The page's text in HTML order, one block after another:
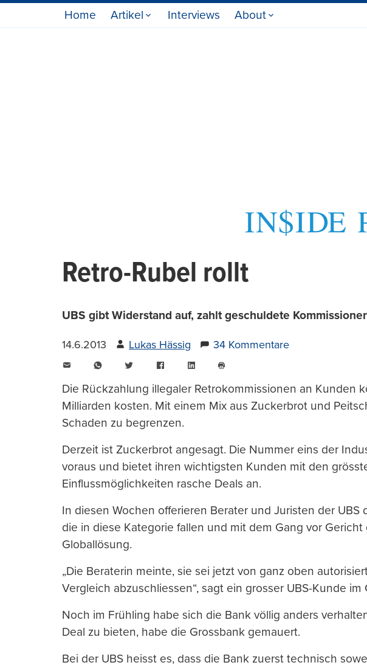
Home Artikel Interviews About
Retro-Rubel rollt
UBS gibt Widerstand auf, zahlt geschuldete
14.6.2013 Lukas Hässig 34 Kommentare
WhatsAppTwitter FacebookLinkedIn
drucken
Die Rückzahlung illegaler Retrokommissionen an Kunden
Milliarden kosten. Mit einem Mix aus Zuckerbrot und
Schaden zu begrenzen.
Derzeit ist Zuckerbrot angesagt. Die Nummer eins der
voraus und bietet ihren wichtigsten Kunden mit den
Einflussmöglichkeiten rasche Deals an.
In diesen Wochen offerieren Berater und Juristen der UBS
die in diese Kategorie fallen und mit dem Gang vor
Globallösung.
„Die Beraterin meinte, sie sei jetzt von ganz oben
Vergleich abzuschliessen“, sagt ein grosser UBS-Kunde im
Noch im Frühling habe sich die Bank völlig anders
Deal zu bieten, habe die Grossbank gemauert.
Bei der UBS heisst es, dass die Bank zuerst technisch